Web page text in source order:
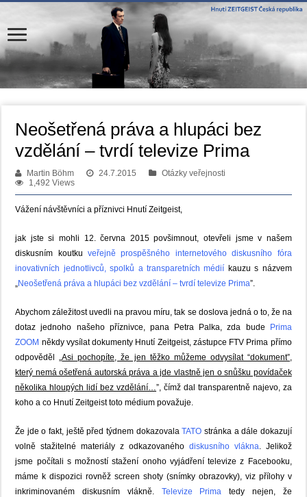
Neošetřená práva a hlupáci bez
vzdělání – tvrdí televize Prima
Martin Böhm 24.7.2015
Otázky veřejnosti
1,492 Views
Vážení návštěvníci a příznivci Hnutí Zeitgeist,
jak jste si mohli 12. června 2015 povšimnout, otevřeli jsme v našem
diskusním koutkuveřejně prospěšného internetového diskusního fóra
inovativních jednotlivců, spolků a transparetních médií kauzu s názvem
„Neošetřená práva a hlupáci bez vzdělání – tvrdí televize Prima”.
Abychom záležitost uvedli na pravou míru, tak se doslova jedná o to, že na
dotaz jednoho našeho příznivce, pana Petra Palka, zda bude
Prima
ZOOM někdy vysílat dokumenty Hnutí Zeitgeist, zástupce FTV Prima přímo
odpověděl „Asi pochopíte, že jen těžko můžeme odvysílat “dokument”,
který nemá ošetřená autorská práva a jde vlastně jen o snůšku povídaček
několika hloupých lidí bez vzdělání…”, čímž dal transparentně najevo, za
koho a co Hnutí Zeitgeist toto médium považuje.
Že jde o fakt, ještě před týdnem dokazovalaTATO stránka a dále dokazují
volně stažitelné materiály z odkazovaného diskusního vlákna. Jelikož
jsme počítali s možností stažení onoho vyjádření televize z Facebooku,
máme k dispozici rovněž screen shoty (snímky obrazovky), viz přílohy v
inkriminovaném diskusním vlákně. Televize Prima tedy nejen, že